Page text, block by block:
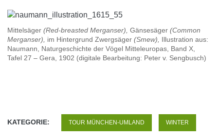
Mittelsäger (Red-breasted Merganser), Gänsesäger (Common
Merganser), im Hintergrund Zwergsäger (Smew), Illustration aus:
Naumann, Naturgeschichte der Vögel Mitteleuropas, Band X,
Tafel 27 – Gera, 1902 (digitale Bearbeitung: Peter v. Sengbusch)
KATEGORIE: TOUR MÜNCHEN-UMLAND WINTER